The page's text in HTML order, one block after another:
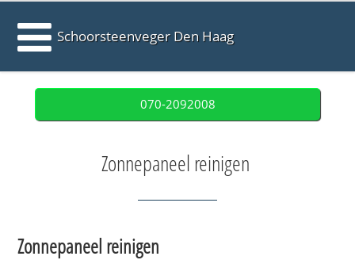
Schoorsteenveger Den Haag
070-2092008
Zonnepaneel reinigen
Zonnepaneel reinigen